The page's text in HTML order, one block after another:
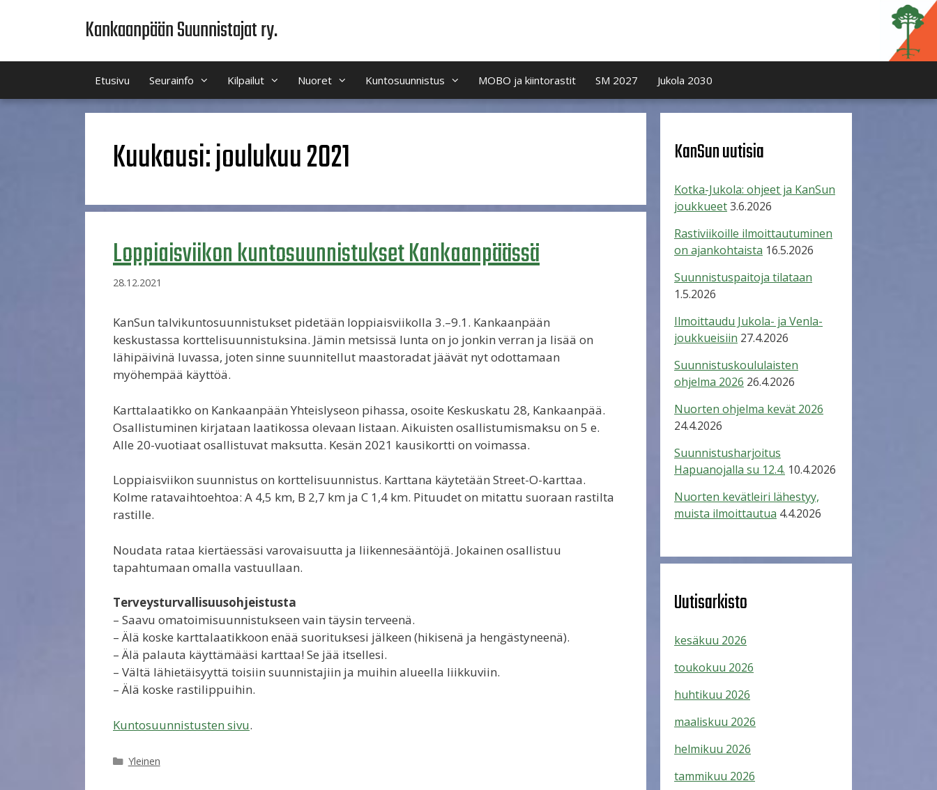
Kankaanpään Suunnistajat ry.
Etusivu Seurainfo Kilpailut Nuoret Kuntosuunnistus MOBO ja kiintorastit SM 2027 Jukola 2030
Kuukausi:joulukuu 2021
Loppiaisviikon kuntosuunnistukset Kankaanpäässä
28.12.2021
KanSun talvikuntosuunnistukset pidetään loppiaisviikolla 3.–9.1. Kankaanpään
keskustassa korttelisuunnistuksina. Jämin metsissä lunta on jo jonkin verran ja lisää on
lähipäivinä luvassa, joten sinne suunnitellut maastoradat jäävät nyt odottamaan
myöhempää käyttöä.
Karttalaatikko on Kankaanpään Yhteislyseon pihassa, osoite Keskuskatu 28, Kankaanpää.
Osallistuminen kirjataan laatikossa olevaan listaan. Aikuisten osallistumismaksu on 5 e.
Alle 20-vuotiaat osallistuvat maksutta. Kesän 2021 kausikortti on voimassa.
Loppiaisviikon suunnistus on korttelisuunnistus. Karttana käytetään Street-O-karttaa.
Kolme ratavaihtoehtoa: A 4,5 km, B 2,7 km ja C 1,4 km. Pituudet on mitattu suoraan rastilta
rastille.
Noudata rataa kiertäessäsi varovaisuutta ja liikennesääntöjä. Jokainen osallistuu
tapahtumaan omalla vastuullaan.
Terveysturvallisuusohjeistusta
– Saavu omatoimisuunnistukseen vain täysin terveenä.
– Älä koske karttalaatikkoon enää suorituksesi jälkeen (hikisenä ja hengästyneenä).
– Älä palauta käyttämääsi karttaa! Se jää itsellesi.
– Vältä lähietäisyyttä toisiin suunnistajiin ja muihin alueella liikkuviin.
– Älä koske rastilippuihin.
Kuntosuunnistusten sivu.
Kategoriat
Yleinen
KanSun uutisia
Kotka-Jukola: ohjeet ja KanSun
joukkueet3.6.2026
Rastiviikoille ilmoittautuminen
on ajankohtaista 16.5.2026
Suunnistuspaitoja tilataan
1.5.2026
Ilmoittaudu Jukola- ja Venla-
joukkueisiin 27.4.2026
Suunnistuskoululaisten
ohjelma 2026 26.4.2026
Nuorten ohjelma kevät 2026
24.4.2026
Suunnistusharjoitus
Hapuanojalla su 12.4. 10.4.2026
Nuorten kevätleiri lähestyy,
muista ilmoittautua 4.4.2026
Uutisarkisto
kesäkuu 2026
toukokuu 2026
huhtikuu 2026
maaliskuu 2026
helmikuu 2026
tammikuu 2026